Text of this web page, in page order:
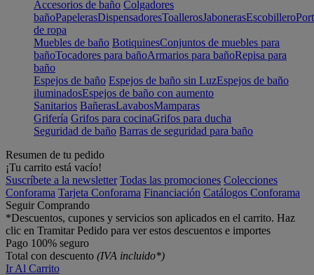
Accesorios de baño Colgadores
bañoPapelerasDispensadoresToallerosJabonerasEscobillero
de ropa
Muebles de baño BotiquinesConjuntos de muebles para
bañoTocadores para bañoArmarios para bañoRepisa para
baño
Espejos de baño Espejos de baño sin LuzEspejos de baño
iluminadosEspejos de baño con aumento
Sanitarios BañerasLavabosMamparas
Grifería Grifos para cocinaGrifos para ducha
Seguridad de baño Barras de seguridad para baño
Resumen de tu pedido
¡Tu carrito está vacío!
Suscríbete a la newsletter Todas las promociones Colecciones
Conforama Tarjeta Conforama Financiación Catálogos Conforama
Seguir Comprando
*Descuentos, cupones y servicios son aplicados en el carrito. Haz
clic en Tramitar Pedido para ver estos descuentos e importes
Pago 100% seguro
Total con descuento (IVA incluido*)
Ir Al Carrito